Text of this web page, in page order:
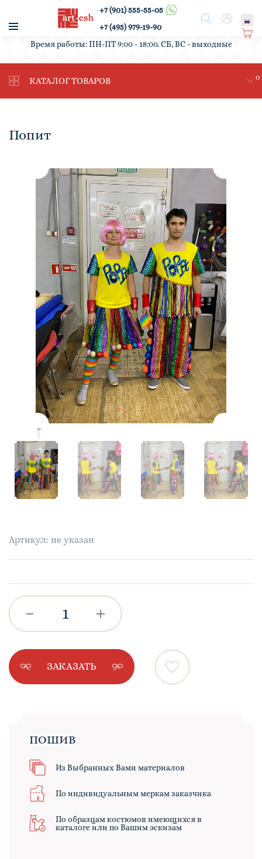
Поиск
+7 (901) 555-55-05
+7 (495) 979-19-90
Ко
ин
а
0
Вход
/
Время работы: ПН-ПТ 9:00 - 18:00. СБ, ВС - выходные
КАТАЛОГ ТОВАРОВ
Попит
Артикул: не указан
ЗАКАЗАТЬ
ПОШИВ
Из Выбранных Вами материалов
По индивидуальным меркам заказчика
По образцам костюмов имеющихся в
каталоге или по Вашим эскизам